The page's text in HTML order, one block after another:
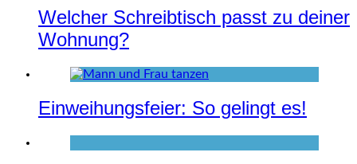
Welcher Schreibtisch passt zu deiner
Wohnung?
Einweihungsfeier: So gelingt es!